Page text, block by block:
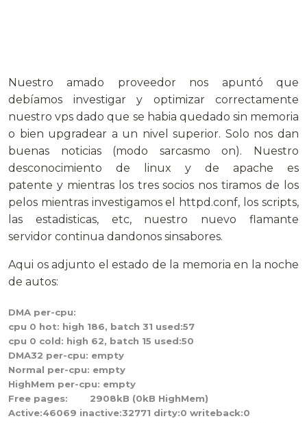
Nuestro amado proveedor nos apuntó que
debíamos investigar y optimizar correctamente
nuestro vps dado que se habia quedado sin memoria
o bien upgradear a un nivel superior. Solo nos dan
buenas noticias (modo sarcasmo on). Nuestro
desconocimiento de linux y de apache es
patente y mientras los tres socios nos tiramos de los
pelos mientras investigamos el httpd.conf, los scripts,
las estadisticas, etc, nuestro nuevo flamante
servidor continua dandonos sinsabores.
Aqui os adjunto el estado de la memoria en la noche
de autos:
DMA per-cpu:
cpu 0 hot: high 186, batch 31 used:57
cpu 0 cold: high 62, batch 15 used:50
DMA32 per-cpu: empty
Normal per-cpu: empty
HighMem per-cpu: empty
Free pages: 2908kB (0kB HighMem)
Active:46069 inactive:32771 dirty:0 writeback:0